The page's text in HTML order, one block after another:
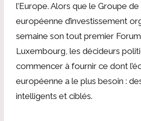
l’Europe. Alors que le Groupe
européenne d’investissement
semaine son tout premier
Luxembourg, les décideurs
commencer à fournir ce dont
européenne a le plus besoin :
intelligents et ciblés.